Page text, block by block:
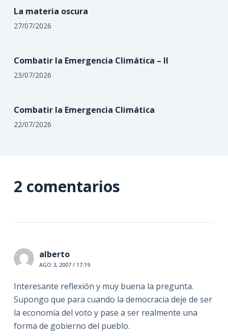
La materia oscura
27/07/2026
Combatir la Emergencia Climática – II
23/07/2026
Combatir la Emergencia Climática
22/07/2026
2 comentarios
alberto
AGO 3, 2007 / 17:19
Interesante reflexión y muy buena la pregunta.
Supongo que para cuando la democracia deje de ser
la economía del voto y pase a ser realmente una
forma de gobierno del pueblo.